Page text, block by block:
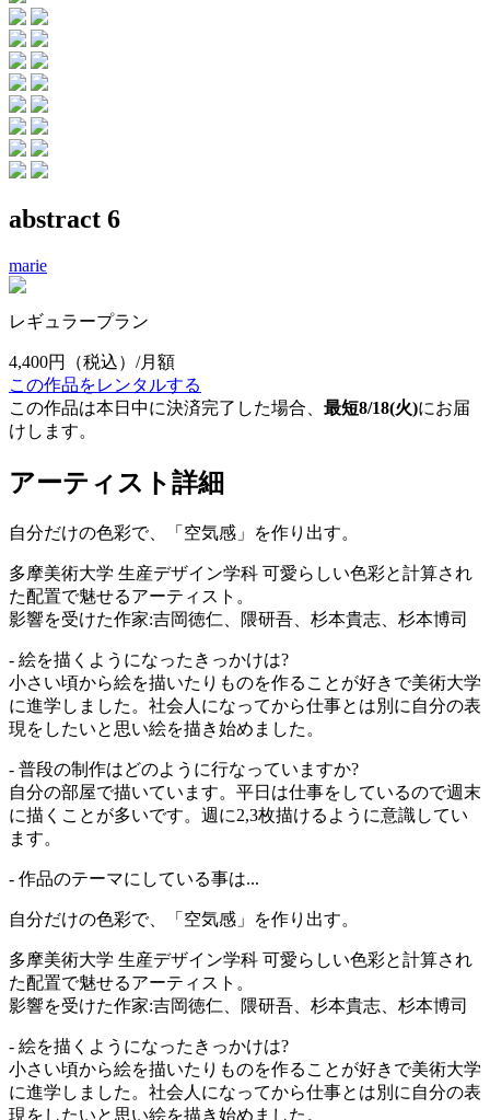
abstract 6
marie
レギュラープラン
4,400円
（税込）/月額
この作品をレンタルする
この作品は本日中に決済完了した場合、 最短8/18(火)にお届
けします。
アーティスト詳細
自分だけの色彩で、「空気感」を作り出す。
多摩美術大学 生産デザイン学科 可愛らしい色彩と計算され
た配置で魅せるアーティスト。
影響を受けた作家:吉岡徳仁、隈研吾、杉本貴志、杉本博司
- 絵を描くようになったきっかけは?
小さい頃から絵を描いたりものを作ることが好きで美術大学
に進学しました。社会人になってから仕事とは別に自分の表
現をしたいと思い絵を描き始めました。
- 普段の制作はどのように行なっていますか?
自分の部屋で描いています。平日は仕事をしているので週末
に描くことが多いです。週に2,3枚描けるように意識してい
ます。
- 作品のテーマにしている事は...
自分だけの色彩で、「空気感」を作り出す。
多摩美術大学 生産デザイン学科 可愛らしい色彩と計算され
た配置で魅せるアーティスト。
影響を受けた作家:吉岡徳仁、隈研吾、杉本貴志、杉本博司
- 絵を描くようになったきっかけは?
小さい頃から絵を描いたりものを作ることが好きで美術大学
に進学しました。社会人になってから仕事とは別に自分の表
現をしたいと思い絵を描き始めました。